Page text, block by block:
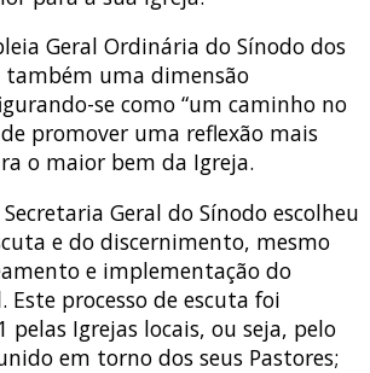
Geral Ordinária do Sínodo dos
também uma dimensão
se como “um caminho no
promover uma reflexão mais
o maior bem da Igreja.
Geral do Sínodo escolheu
e do discernimento, mesmo
e implementação do
Este processo de escuta foi
pelas Igrejas locais, ou seja, pelo
em torno dos seus Pastores;